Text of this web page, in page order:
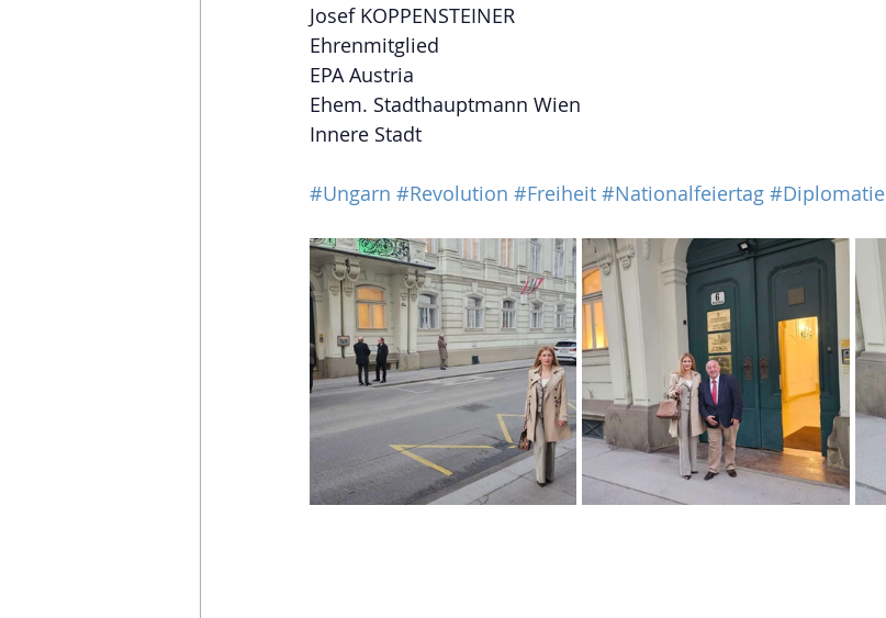
Josef KOPPENSTEINER
Ehrenmitglied
EPA Austria
Ehem. Stadthauptmann Wien
Innere Stadt
#Ungarn #Revolution #Freiheit #Nationalfeiertag #Diplomatie